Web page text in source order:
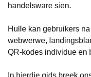
handelsware sien.
Hulle kan gebruikers
webwerwe,
QR-kodes individue en